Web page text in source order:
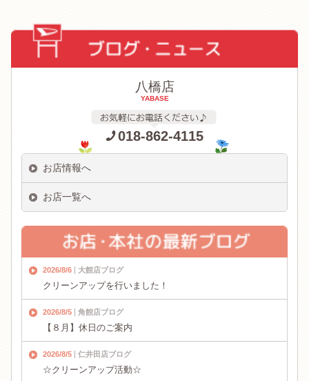
八橋店
YABASE
018-862-4115
お店情報へ
お店一覧へ
2026/8/6 大館店ブログ
クリーンアップを行いました！
2026/8/5 角館店ブログ
【８月】休日のご案内
2026/8/5 仁井田店ブログ
☆クリーンアップ活動☆